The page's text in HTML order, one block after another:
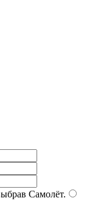
Самолёт.